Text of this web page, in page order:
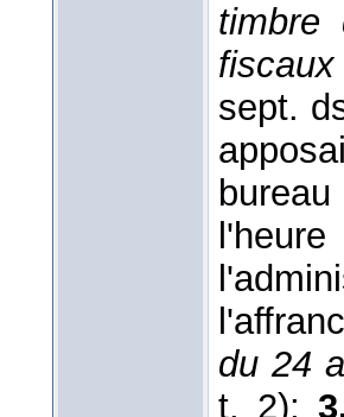
timbre
fiscaux
sept.
du 24
t. 2);